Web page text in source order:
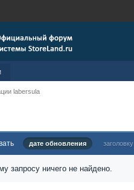
labersula
дате обновления заголовку
запросу ничего не найдено.